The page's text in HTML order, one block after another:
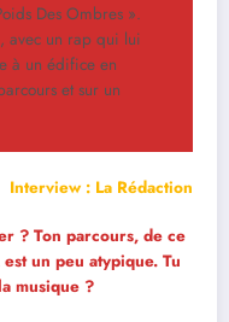
Des Ombres ».
avec un rap qui lui
à un édifice en
et sur un
Interview : La Rédaction
? Ton parcours, de ce
un peu atypique. Tu
musique ?